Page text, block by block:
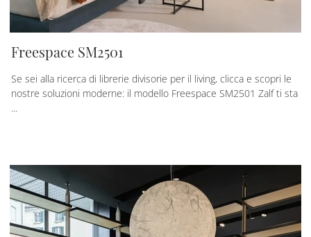
Freespace SM2501
Se sei alla ricerca di librerie divisorie per il living, clicca e scopri le
nostre soluzioni moderne: il modello Freespace SM2501 Zalf ti sta
...